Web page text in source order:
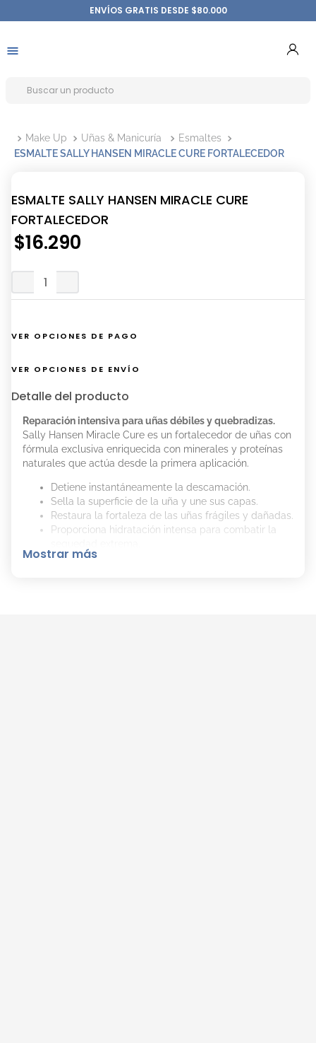
ENVÍOS GRATIS DESDE $80.000
Make Up Uñas & Manicuría
Esmaltes
ESMALTE SALLY HANSEN MIRACLE CURE FORTALECEDOR
ESMALTE SALLY HANSEN MIRACLE CURE
FORTALECEDOR
$16.290
VER OPCIONES DE PAGO
VER OPCIONES DE ENVÍO
Detalle del producto
Reparación intensiva para uñas débiles y quebradizas.
Sally Hansen Miracle Cure es un fortalecedor de uñas con
fórmula exclusiva enriquecida con minerales y proteínas
naturales que actúa desde la primera aplicación.
Detiene instantáneamente la descamación.
Sella la superficie de la uña y une sus capas.
Restaura la fortaleza de las uñas frágiles y dañadas.
Proporciona hidratación intensa para combatir la
Mostrar más